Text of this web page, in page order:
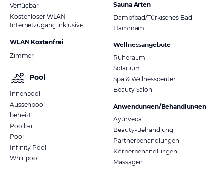
Verfügbar
Kostenloser WLAN-
Internetzugang inklusive
WLAN Kostenfrei
Zimmer
Pool
Innenpool
Aussenpool
beheizt
Poolbar
Pool
Infinity Pool
Whirlpool
Sauna Arten
Dampfbad/Türkisches Bad
Hammam
Wellnessangebote
Ruheraum
Solarium
Spa & Wellnesscenter
Beauty Salon
Anwendungen/Behandlungen
Ayurveda
Beauty-Behandlung
Partnerbehandlungen
Körperbehandlungen
Massagen